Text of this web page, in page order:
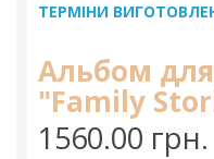
ТЕРМІНИ
Альбом
"Family
1560.00 грн.